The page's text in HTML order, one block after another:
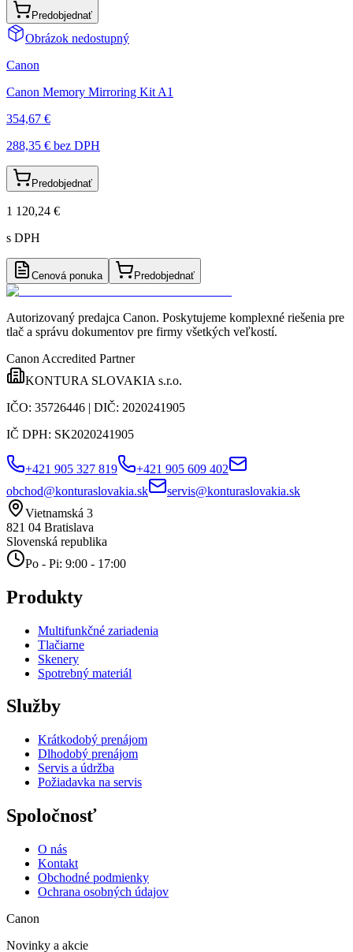
Predobjednať
Obrázok nedostupný
Canon
Canon Memory Mirroring Kit A1
354,67 €
288,35 € bez DPH
Predobjednať
1 120,24 €
s DPH
Cenová ponuka Predobjednať
Autorizovaný predajca Canon. Poskytujeme komplexné riešenia pre
tlač a správu dokumentov pre firmy všetkých veľkostí.
Canon Accredited Partner
KONTURA SLOVAKIA s.r.o.
IČO: 35726446 | DIČ: 2020241905
IČ DPH: SK2020241905
+421 905 327 819
+421 905 609 402
obchod@konturaslovakia.sk
servis@konturaslovakia.sk
Vietnamská 3
821 04 Bratislava
Slovenská republika
Po - Pi: 9:00 - 17:00
Produkty
Multifunkčné zariadenia
Tlačiarne
Skenery
Spotrebný materiál
Služby
Krátkodobý prenájom
Dlhodobý prenájom
Servis a údržba
Požiadavka na servis
Spoločnosť
O nás
Kontakt
Obchodné podmienky
Ochrana osobných údajov
Canon
Novinky a akcie